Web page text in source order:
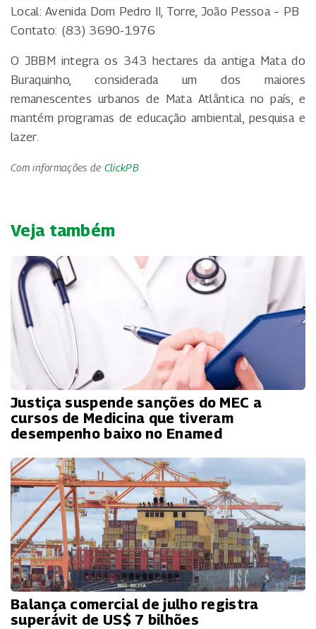
Local: Avenida Dom Pedro II, Torre, João Pessoa – PB
Contato: (83) 3690-1976
O JBBM integra os 343 hectares da antiga Mata do
Buraquinho, considerada um dos maiores
remanescentes urbanos de Mata Atlântica no país, e
mantém programas de educação ambiental, pesquisa e
lazer.
Com informações de ClickPB
Veja também
Justiça suspende sanções do MEC a
cursos de Medicina que tiveram
desempenho baixo no Enamed
Balança comercial de julho registra
superávit de US$ 7 bilhões